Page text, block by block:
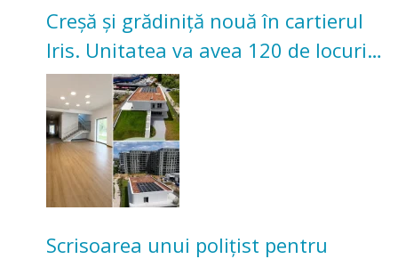
Creșă și grădiniță nouă în cartierul
Iris. Unitatea va avea 120 de locuri
pentru copii
Scrisoarea unui polițist pentru